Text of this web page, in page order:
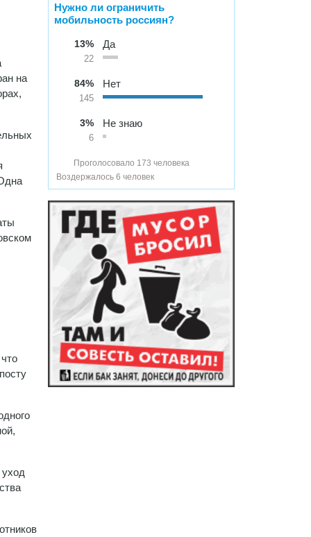
на
Нужно ли ограничить
мобильность россиян?
13%
22
Да
84%
145
Нет
3%
6
Не знаю
Проголосовало 173 человека
Воздержалось 6 человек